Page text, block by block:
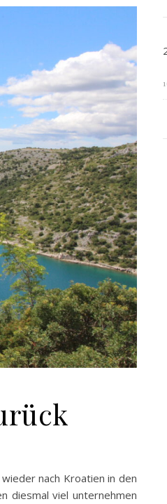
nach Kroatien in den
diesmal viel unternehmen